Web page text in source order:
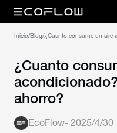
Inicio/Blog/¿Cuanto consume un aire
¿Cuanto
ahorro?
EcoFlow- 2025/4/30